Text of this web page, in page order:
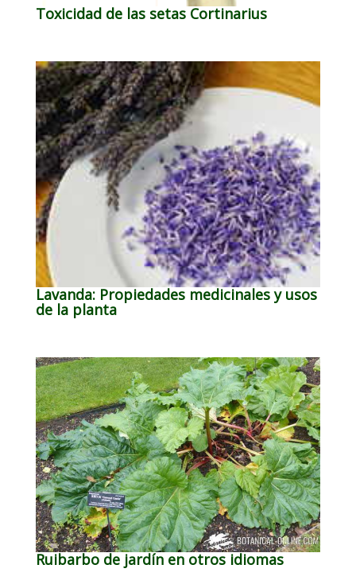
Toxicidad de las setas Cortinarius
Lavanda: Propiedades medicinales y usos
de la planta
Ruibarbo de jardín en otros idiomas